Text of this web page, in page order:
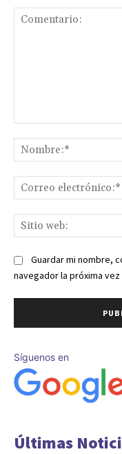
Guardar mi nombre,
navegador la próxima
Síguenos en
Últimas